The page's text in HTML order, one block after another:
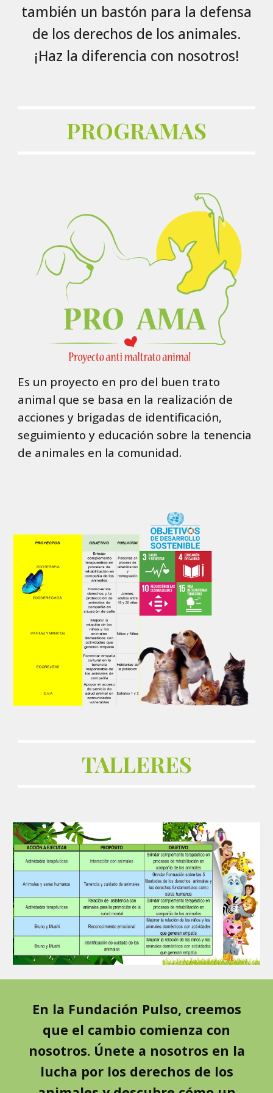
también un bastón para la defensa
de los derechos de los animales.
¡Haz la diferencia con nosotros!
PROGRAMAS
Es un proyecto en pro del buen trato
animal que se basa en la realización de
acciones y brigadas de identificación,
seguimiento y educación sobre la tenencia
de animales en la comunidad.
TALLERES
En la Fundación Pulso, creemos
que el cambio comienza con
nosotros. Únete a nosotros en la
lucha por los derechos de los